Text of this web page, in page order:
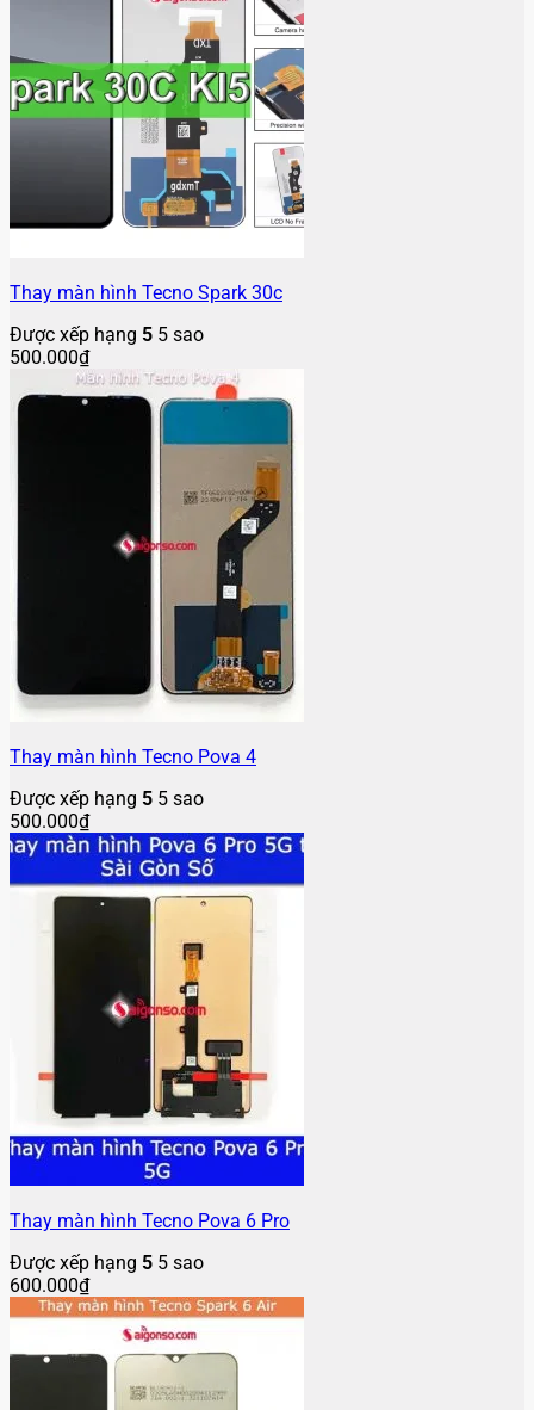
Thay màn hình Tecno Spark 30c
Được xếp hạng 5 5 sao
500.000₫
Thay màn hình Tecno Pova 4
Được xếp hạng 5 5 sao
500.000₫
Thay màn hình Tecno Pova 6 Pro
Được xếp hạng 5 5 sao
600.000₫